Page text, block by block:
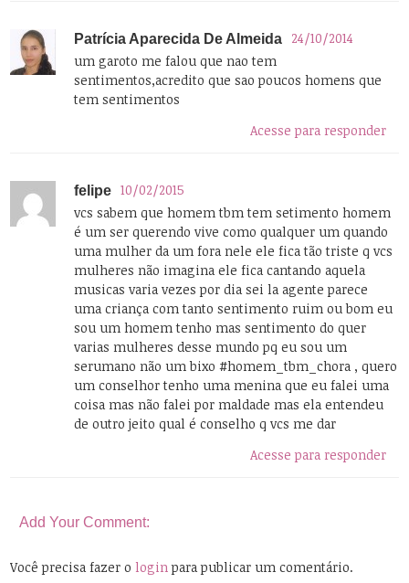
Patrícia Aparecida De Almeida
24/10/2014
um garoto me falou que nao tem
sentimentos,acredito que sao poucos homens que
tem sentimentos
Acesse para responder
felipe
10/02/2015
vcs sabem que homem tbm tem setimento homem
é um ser querendo vive como qualquer um quando
uma mulher da um fora nele ele fica tão triste q vcs
mulheres não imagina ele fica cantando aquela
musicas varia vezes por dia sei la agente parece
uma criança com tanto sentimento ruim ou bom eu
sou um homem tenho mas sentimento do quer
varias mulheres desse mundo pq eu sou um
serumano não um bixo #homem_tbm_chora , quero
um conselhor tenho uma menina que eu falei uma
coisa mas não falei por maldade mas ela entendeu
de outro jeito qual é conselho q vcs me dar
Acesse para responder
Add Your Comment:
Você precisa fazer ologin para publicar um comentário.